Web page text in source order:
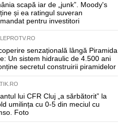
scapă iar de „junk”. Moody's
și ea ratingul suveran
pentru investitori
senzațională lângă Piramida
Un sistem hidraulic de 4.500 ani
secretul construirii piramidelor
lui CFR Cluj „a sărbătorit” la
umilința cu 0-5 din meciul cu
Foto